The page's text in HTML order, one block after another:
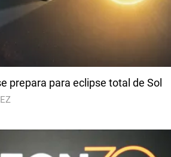
prepara para eclipse total de Sol